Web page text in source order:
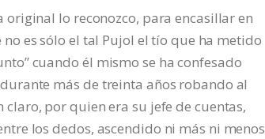
lo reconozco, para encasillar en
es sólo el tal Pujol el tío que ha metido
cuando él mismo se ha confesado
más de treinta años robando al
por quien era su jefe de cuentas,
los dedos, ascendido ni más ni menos